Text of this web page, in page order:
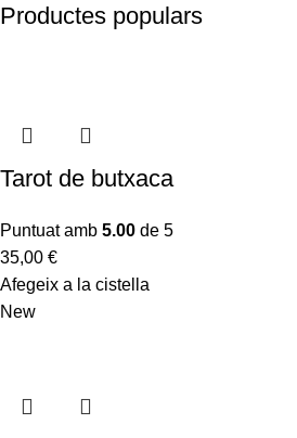
Productes populars
Tarot de butxaca
Puntuat amb 5.00 de 5
35,00 €
Afegeix a la cistella
New